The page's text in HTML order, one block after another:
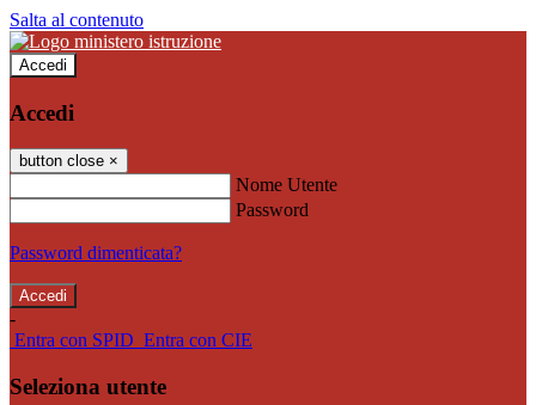
Salta al contenuto
Accedi
Accedi
button close ×
Nome Utente
Password
Password dimenticata?
-
Entra con SPID Entra con CIE
Seleziona utente